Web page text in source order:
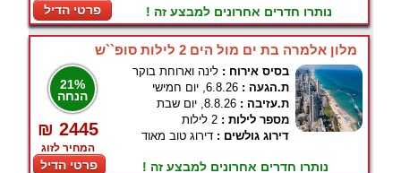
פרטי הדיל נותרו חדרים אחרונים למבצע זה !
מלון אלמרה בת ים מול הים 2 לילות סופ``ש
21%
הנחה
₪ 2445
המחיר לזוג
פרטי הדיל
בסיס אירוח : לינה וארוחת בוקר
ת.הגעה : 6.8.26, יום חמישי
ת.עזיבה : 8.8.26, יום שבת
מספר לילות : 2 לילות
דירוג גולשים : דירוג טוב מאוד
נותרו חדרים אחרונים למבצע זה !